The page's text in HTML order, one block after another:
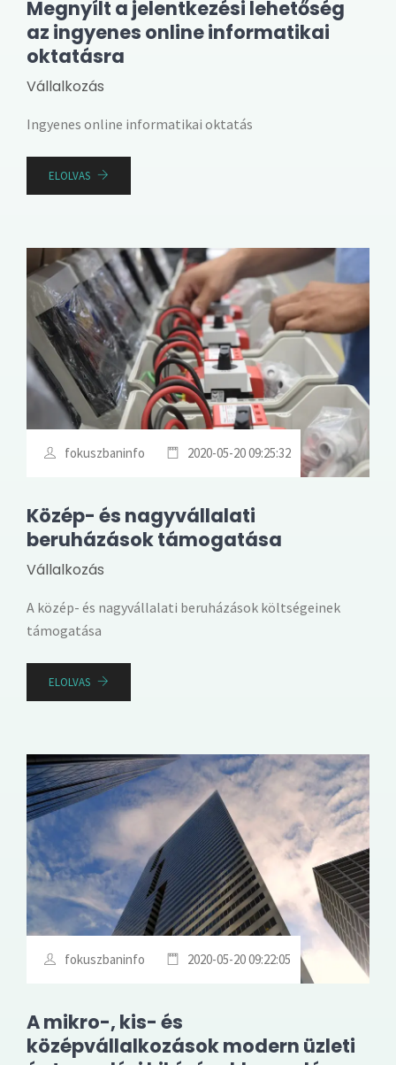
Megnyílt a jelentkezési lehetőség
az ingyenes online informatikai
oktatásra
Vállalkozás
Ingyenes online informatikai oktatás
ELOLVAS
fokuszbaninfo 2020-05-20 09:25:32
Közép- és nagyvállalati
beruházások támogatása
Vállalkozás
A közép- és nagyvállalati beruházások költségeinek
támogatása
ELOLVAS
fokuszbaninfo 2020-05-20 09:22:05
A mikro-, kis- és
középvállalkozások modern üzleti